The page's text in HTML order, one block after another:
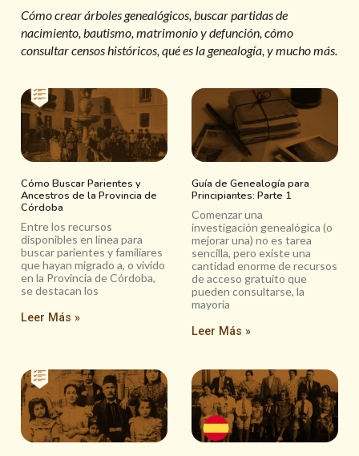
Cómo crear árboles genealógicos, buscar partidas de
nacimiento, bautismo, matrimonio y defunción, cómo
consultar censos históricos, qué es la genealogía, y mucho más.
Cómo Buscar Parientes y
Ancestros de la Provincia de
Córdoba
Entre los recursos
disponibles en línea para
buscar parientes y familiares
que hayan migrado a, o vivido
en la Provincia de Córdoba,
se destacan los
Leer Más »
Guía de Genealogía para
Principiantes: Parte 1
Comenzar una
investigación genealógica (o
mejorar una) no es tarea
sencilla, pero existe una
cantidad enorme de recursos
de acceso gratuito que
pueden consultarse, la
mayoría
Leer Más »